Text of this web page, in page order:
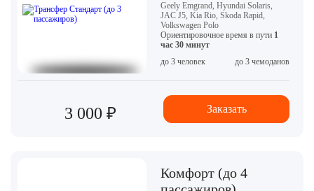
Geely Emgrand, Hyundai Solaris,
JAC J5, Kia Rio, Skoda Rapid,
Volkswagen Polo
Ориентировочное время в пути 1
час 30 минут
до 3 человек
до 3 чемоданов
3 000 ₽ Заказать
Комфорт (до 4